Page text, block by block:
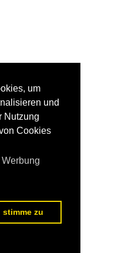
um
und
Nutzung
Cookies
stimme zu